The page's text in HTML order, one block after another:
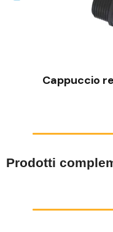
Cappuccio
Prodotti